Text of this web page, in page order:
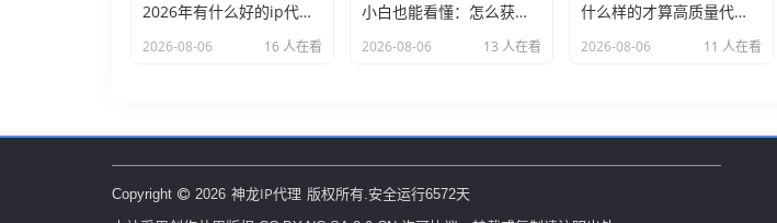
2026年有什么好的ip代理软件？亲测后我只推荐这几个
2026-08-06 16 人在看
小白也能看懂：怎么获取代理ip和端口号，一步步教会你
2026-08-06 13 人在看
什么样的才算高质量代理ip？资深玩家总结了三个硬指标
2026-08-06 11 人在看
Copyright 2026 神龙IP代理 版权所有.安全运行6572天